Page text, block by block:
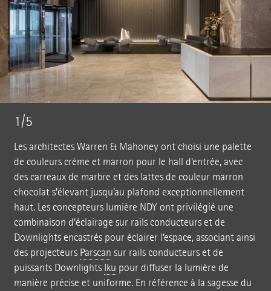
1/5
Les architectes Warren & Mahoney ont choisi une palette
de couleurs crème et marron pour le hall d’entrée, avec
des carreaux de marbre et des lattes de couleur marron
chocolat s’élevant jusqu’au plafond exceptionnellement
haut. Les concepteurs lumière NDY ont privilégié une
combinaison d’éclairage sur rails conducteurs et de
Downlights encastrés pour éclairer l’espace, associant ainsi
des projecteurs Parscan sur rails conducteurs et de
puissants Downlights Iku pour diffuser la lumière de
manière précise et uniforme. En référence à la sagesse du